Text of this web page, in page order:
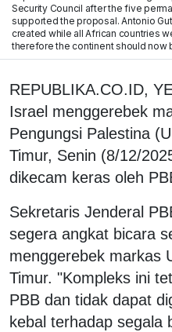
Security Council after the five
supported the proposal. Antonio
created while all African countries
therefore the continent should now
REPUBLIKA.CO.ID,
Israel menggerebek
Pengungsi Palestina
Timur, Senin (8/12/
dikecam keras oleh
Sekretaris Jenderal
segera angkat bicara
menggerebek markas
Timur. "Kompleks ini
PBB dan tidak dapat
kebal terhadap segala